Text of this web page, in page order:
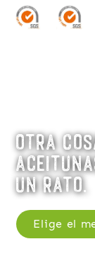
Otra
un rato.
Elige el